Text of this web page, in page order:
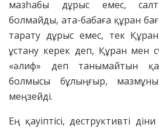
мазһабы дұрыс емес, салт-
болмайды, ата-бабаға құран
тарату дұрыс емес, тек
ұстану керек деп, Құран мен
«әлиф» деп танымайтын
болмысы бұлыңғыр,
меңзейді.
Ең қауіптісі, деструктивті